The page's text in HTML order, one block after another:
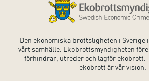
Den ekonomiska brottsligheten i Sverige
vårt samhälle. Ekobrottsmyndigheten
förhindrar, utreder och lagför ekobrott.
ekobrott är vår vision.